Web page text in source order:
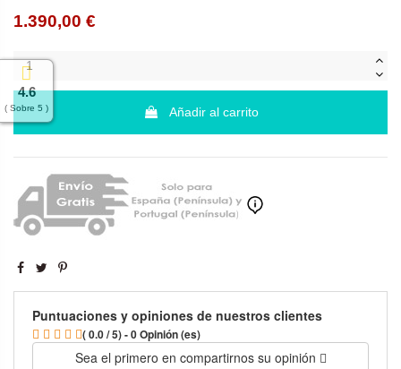
4.6
( Sobre 5 )
1.390,00 €
Añadir al carrito
Puntuaciones y opiniones de nuestros clientes
( 0.0 / 5) - 0 Opinión (es)
Sea el primero en compartirnos su opinión